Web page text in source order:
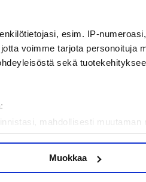
esim. IP-
voimme tarjota personoituja
sekä
mahdollisesti muutaman
ominaispiirteitä aktiivisesti
ja miten voit määrittää
Muokkaa